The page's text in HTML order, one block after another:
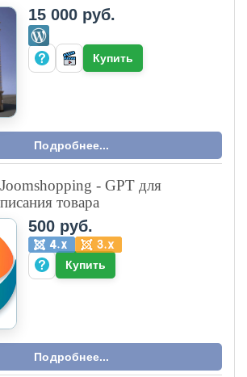
15 000 руб.
Купить
Подробнее...
- GPT для
товара
500 руб.
Купить
Подробнее...